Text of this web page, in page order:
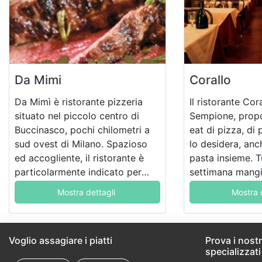
Da Mimi
Da Mimì è ristorante pizzeria
situato nel piccolo centro di
Buccinasco, pochi chilometri a
sud ovest di Milano. Spazioso
ed accogliente, il ristorante è
particolarmente indicato per
pranzi o cene in famiglia o in
gruppo, o per festeggiare eventi
importanti o ricorrenze durante
Mostra dettagli
Corallo
Il ristorante
Sempione,
eat di pizza, di
lo desidera,
pasta insieme.
settimana
un prezzo fisso,
ambiente
Mostra
Voglio assagiare i piatti
Prova i
specializzati